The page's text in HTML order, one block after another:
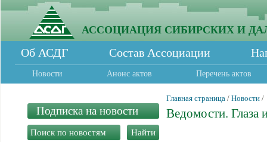
АССОЦИАЦИЯ СИБИРСКИХ И
Об АСДГ Состав Ассоциации
Новости Анонс актов Перечень актов
Подписка на новости
Главная страница / Новости /
Ведомости. Глаза